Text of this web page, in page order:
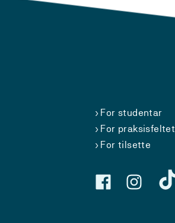
For studentar
For praksisfeltet
For tilsette